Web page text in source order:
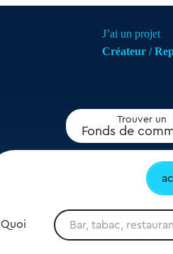
J’ai un projet
Créateur /
Trouver un
Fonds de
Quoi